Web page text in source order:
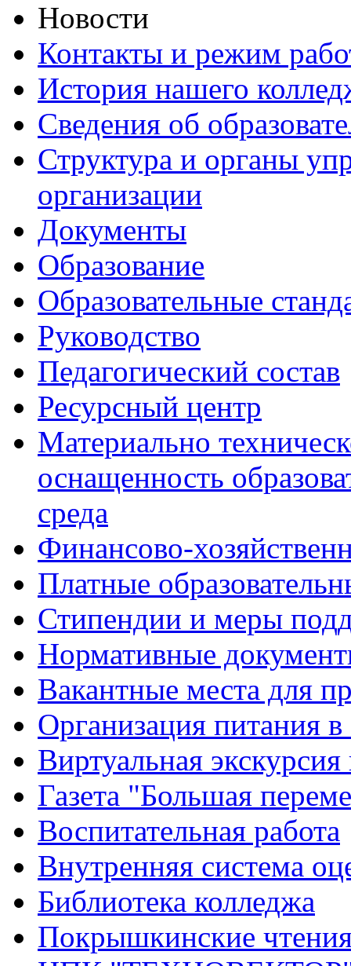
Новости
Контакты и режим
История нашего
Сведения об
Структура и органы
организации
Документы
Образование
Образовательные
Руководство
Педагогический состав
Ресурсный центр
Материально
оснащенность
среда
Финансово-
Платные
Стипендии и меры
Нормативные
Вакантные места для
Организация питания в
Виртуальная
Газета "Большая
Воспитательная работа
Внутренняя система
Библиотека колледжа
Покрышкинские